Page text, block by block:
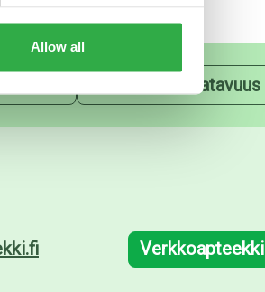
Allow all
Lääkkeiden saatavuus
Verkkoapteekki